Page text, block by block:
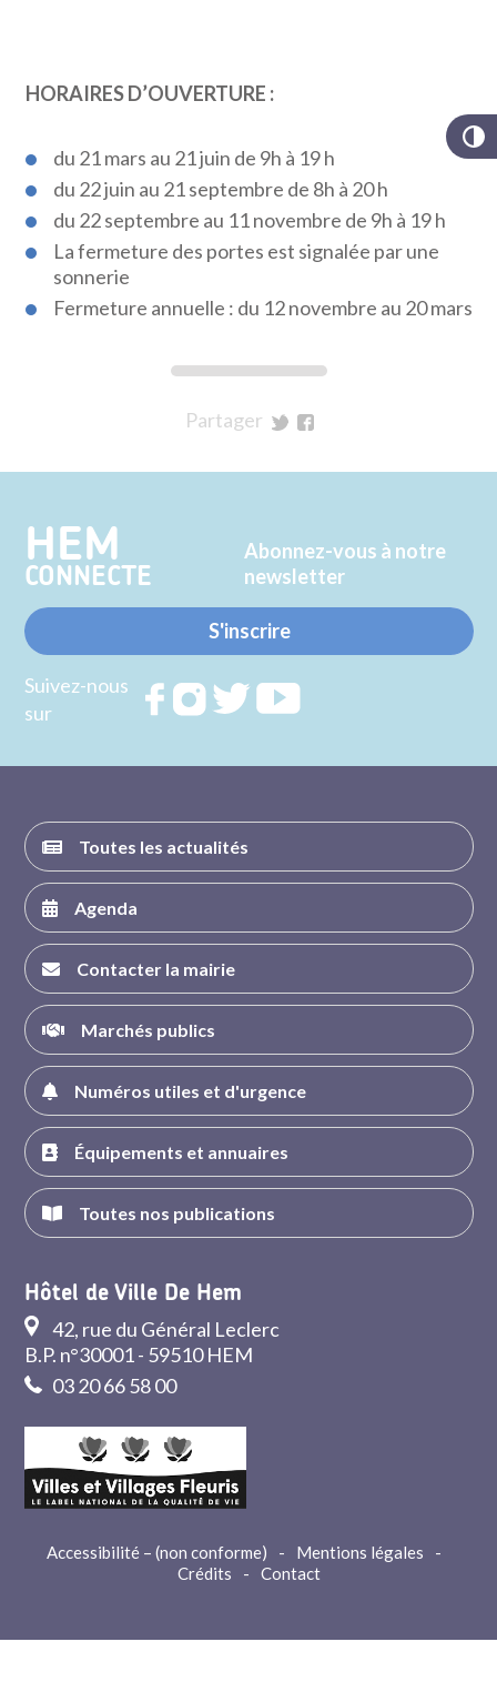
HORAIRES D’OUVERTURE :
du 21 mars au 21 juin de 9h à 19 h
du 22 juin au 21 septembre de 8h à 20 h
du 22 septembre au 11 novembre de 9h à 19 h
La fermeture des portes est signalée par une
sonnerie
Fermeture annuelle : du 12 novembre au 20 mars
Partager
Twitter
Facebook
HEM
CONNECTE
Abonnez-vous à notre
newsletter
S'inscrire
Suivez-nous
sur
Rejoignez
RejoignezRejoignez
Toutes les actualités
Agenda
Contacter la mairie
Marchés publics
Numéros utiles et d'urgence
Équipements et annuaires
Toutes nos publications
Hôtel de Ville De Hem
42, rue du Général Leclerc
B.P. n°30001 - 59510 HEM
03 20 66 58 00
Accessibilité – (non conforme) - Mentions légales
-
Crédits
- Contact